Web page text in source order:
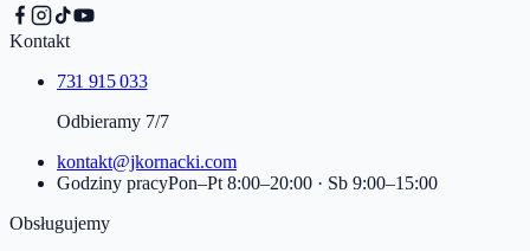
Kontakt
731 915 033
Odbieramy 7/7
kontakt@jkornacki.com
Godziny pracyPon–Pt 8:00–20:00 · Sb 9:00–15:00
Obsługujemy